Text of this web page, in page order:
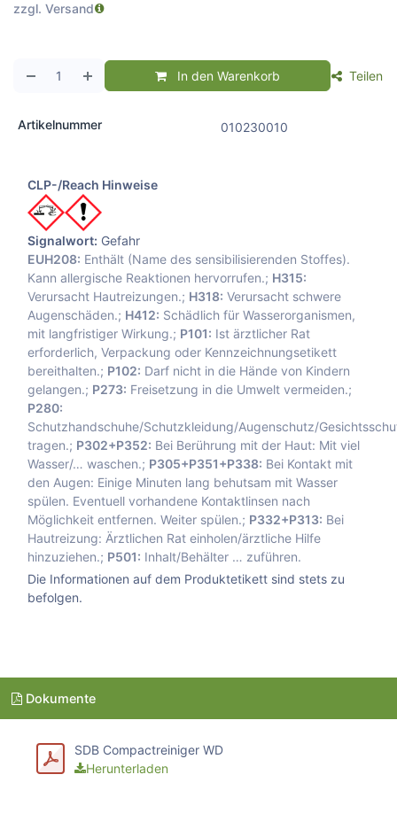
zzgl. Versand
In den Warenkorb Teilen
Artikelnummer 010230010
CLP-/Reach Hinweise
Signalwort: Gefahr
EUH208: Enthält (Name des sensibilisierenden Stoffes).
Kann allergische Reaktionen hervorrufen.; H315:
Verursacht Hautreizungen.; H318: Verursacht schwere
Augenschäden.; H412: Schädlich für Wasserorganismen,
mit langfristiger Wirkung.; P101: Ist ärztlicher Rat
erforderlich, Verpackung oder Kennzeichnungsetikett
bereithalten.; P102: Darf nicht in die Hände von Kindern
gelangen.; P273: Freisetzung in die Umwelt vermeiden.;
P280:
Schutzhandschuhe/Schutzkleidung/Augenschutz/
tragen.; P302+P352: Bei Berührung mit der Haut: Mit viel
Wasser/… waschen.; P305+P351+P338: Bei Kontakt mit
den Augen: Einige Minuten lang behutsam mit Wasser
spülen. Eventuell vorhandene Kontaktlinsen nach
Möglichkeit entfernen. Weiter spülen.; P332+P313: Bei
Hautreizung: Ärztlichen Rat einholen/ärztliche Hilfe
hinzuziehen.; P501: Inhalt/Behälter … zuführen.
Die Informationen auf dem Produktetikett sind stets zu
befolgen.
Dokumente
SDB Compactreiniger WD
Herunterladen